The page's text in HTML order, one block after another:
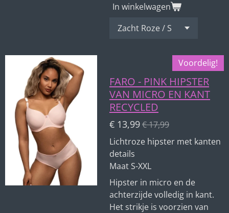
In winkelwagen
Voordelig!
FARO - PINK HIPSTER
VAN MICRO EN KANT
RECYCLED
€ 13,99€ 17,99
Lichtroze hipster met kanten
details
Maat S-XXL
Hipster in micro en de
achterzijde volledig in kant.
Het strikje is voorzien van